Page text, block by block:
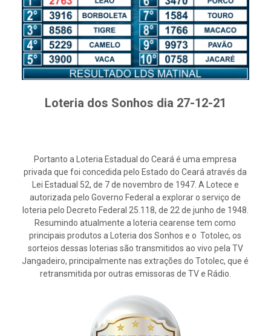
Loteria dos Sonhos dia 27-12-21
Portanto a Loteria Estadual do Ceará é uma empresa
privada que foi concedida pelo Estado do Ceará através da
Lei Estadual 52, de 7 de novembro de 1947. A Lotece e
autorizada pelo Governo Federal a explorar o serviço de
loteria pelo Decreto Federal 25.118, de 22 de junho de 1948.
Resumindo atualmente a loteria cearense tem como
principais produtos a Loteria dos Sonhos e o Totolec, os
sorteios dessas loterias são transmitidos ao vivo pela TV
Jangadeiro, principalmente nas extrações do Totolec, que é
retransmitida por outras emissoras de TV e Rádio.